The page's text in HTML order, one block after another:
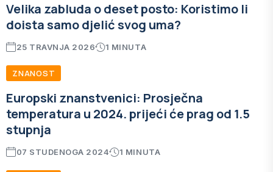
Velika zabluda o deset posto: Koristimo li
doista samo djelić svog uma?
25 TRAVNJA 2026 1 MINUTA
ZNANOST
Europski znanstvenici: Prosječna
temperatura u 2024. prijeći će prag od 1.5
stupnja
07 STUDENOGA 2024 1 MINUTA